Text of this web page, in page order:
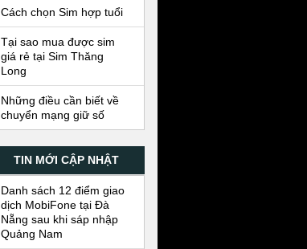
Cách chọn Sim hợp tuổi
Tại sao mua được sim
giá rẻ tại Sim Thăng
Long
Những điều cần biết về
chuyển mạng giữ số
TIN MỚI CẬP NHẬT
Danh sách 12 điểm giao
dịch MobiFone tại Đà
Nẵng sau khi sáp nhập
Quảng Nam